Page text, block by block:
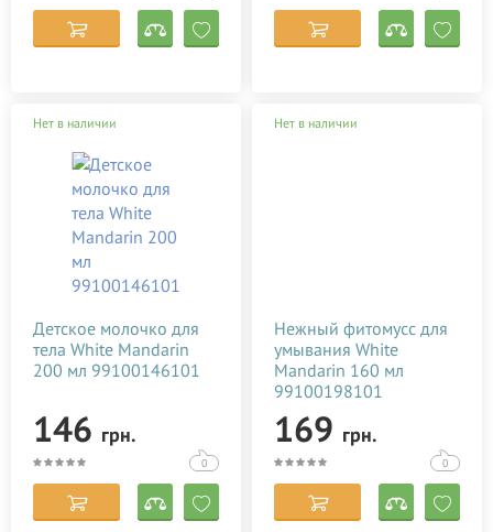
Lierac
Mambino Organics
Maternea
Medela
Melvita
Mommy Care
Mustela
Natura House
Noreva Laboratoires
NUXE
Palmer's
Petitfee & Koelf
Нет в наличии
Детское молочко для
тела White Mandarin
200 мл 99100146101
146 грн.
0
Нет в наличии
Нежный фитомусс для
умывания White
Mandarin 160 мл
99100198101
169 грн.
0